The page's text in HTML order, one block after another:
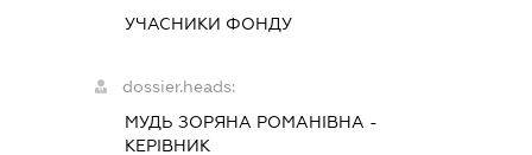
УЧАСНИКИ ФОНДУ
dossier.heads:
МУДЬ ЗОРЯНА РОМАНІВНА -
КЕРІВНИК